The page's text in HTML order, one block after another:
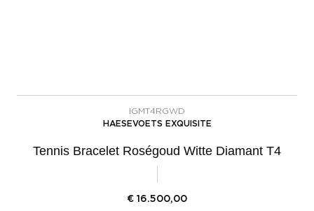
IGMT4RGWD
HAESEVOETS EXQUISITE
Tennis Bracelet Roségoud Witte Diamant T4
€ 16.500,00